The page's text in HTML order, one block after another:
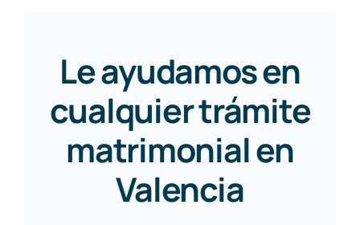
Le ayudamos en
cualquier trámite
matrimonial en
Valencia